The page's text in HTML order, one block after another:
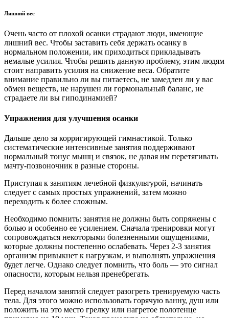
Лишний вес
Очень часто от плохой осанки страдают люди, имеющие
лишний вес. Чтобы заставить себя держать осанку в
нормальном положении, им приходиться прикладывать
немалые усилия. Чтобы решить данную проблему, этим людям
стоит направить усилия на снижение веса. Обратите
внимание правильно ли вы питаетесь, не замедлен ли у вас
обмен веществ, не нарушен ли гормональный баланс, не
страдаете ли вы гиподинамией?
Упражнения для улучшения осанки
Дальше дело за корригирующей гимнастикой. Только
систематические интенсивные занятия поддерживают
нормальный тонус мышц и связок, не давая им перетягивать
мачту-позвоночник в разные стороны.
Приступая к занятиям лечебной физкультурой, начинать
следует с самых простых упражнений, затем можно
переходить к более сложным.
Необходимо помнить: занятия не должны быть сопряжены с
болью и особенно ее усилением. Сначала тренировки могут
сопровождаться некоторыми болезненными ощущениями,
которые должны постепенно ослабевать. Через 2-3 занятия
организм привыкнет к нагрузкам, и выполнять упражнения
будет легче. Однако следует помнить, что боль — это сигнал
опасности, которым нельзя пренебрегать.
Перед началом занятий следует разогреть тренируемую часть
тела. Для этого можно использовать горячую ванну, душ или
положить на это место грелку или нагретое полотенце